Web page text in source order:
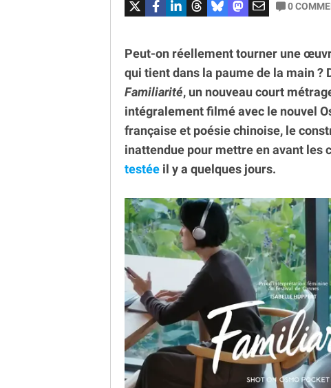
0
Peut-on réellement tourner une
qui tient dans la paume de la main ?
Familiarité, un nouveau court
intégralement filmé avec le nouvel
française et poésie chinoise, le
inattendue pour mettre en avant les
testée il y a quelques jours.